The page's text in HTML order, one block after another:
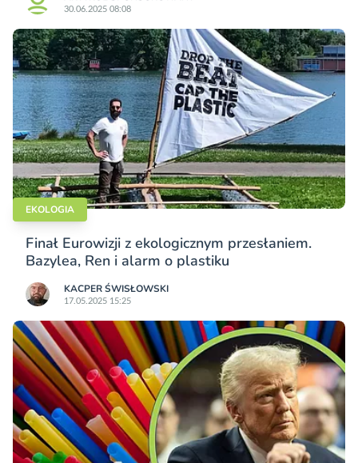
30.06.2025 08:08
EKOLOGIA
Finał Eurowizji z ekologicznym przesłaniem.
Bazylea, Ren i alarm o plastiku
KACPER ŚWISŁO­WSKI
17.05.2025 15:25